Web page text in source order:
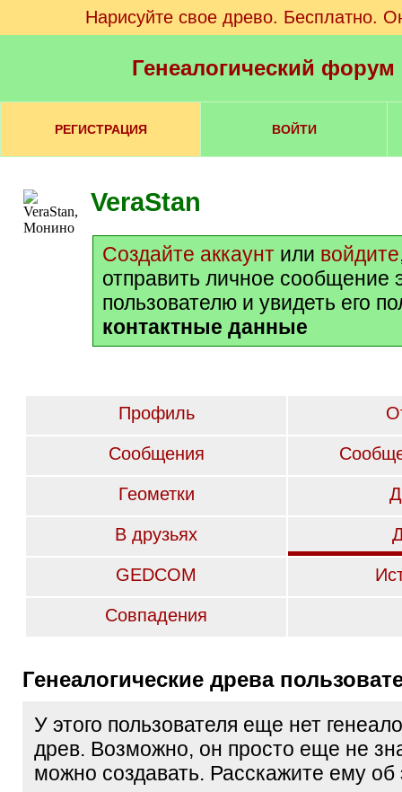
Нарисуйте свое древо. Бесплатно.
Генеалогический
РЕГИСТРАЦИЯ ВОЙТИ
VeraStan
Создайте аккаунт или войдите
отправить личное сообщение
пользователю и увидеть его
контактные данные
Профиль
Сообщения
Геометки
В друзьях
GEDCOM
Совпадения
Генеалогические древа
У этого пользователя еще нет
древ. Возможно, он просто еще не
можно создавать. Расскажите ему об